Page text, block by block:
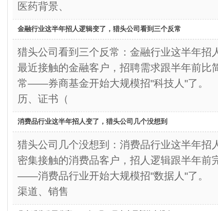
医药背景、
金融行业这半年招人逻辑变了，猎头公司看到三个反常
猎头公司看到三个反常：金融行业这半
最近接触的金融客户，招聘需求跟半年前比
常——券商基金开始大规模招"科技人"了
历、证书（
消费品行业这半年招人变了，猎头公司几个没想到
猎头公司几个没想到：消费品行业这半
密集接触的消费品客户，招人逻辑跟半年前
——消费品行业开始大规模招"数据人"了
渠道、销售